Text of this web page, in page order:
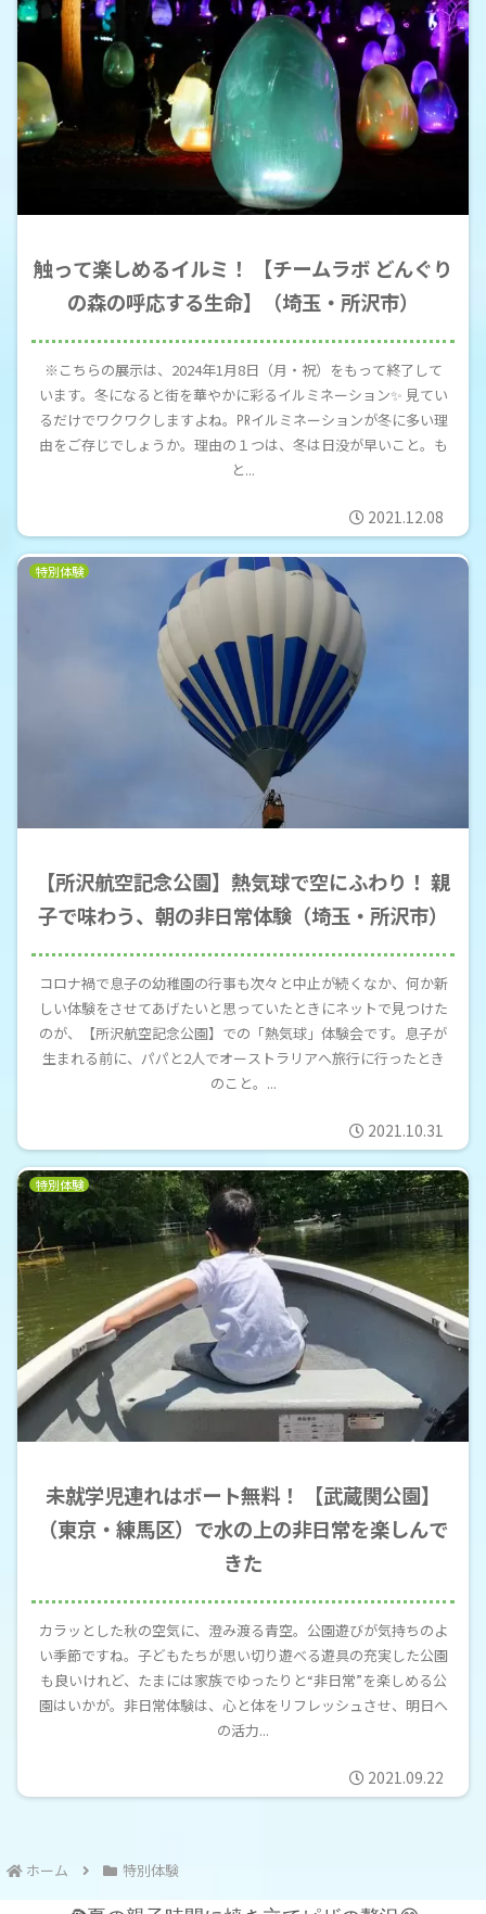
触って楽しめるイルミ！ 【チームラボ どんぐり
の森の呼応する生命】（埼玉・所沢市）
※こちらの展示は、2024年1月8日（月・祝）をもって終了して
います。冬になると街を華やかに彩るイルミネーション✨ 見てい
るだけでワクワクしますよね。㏚イルミネーションが冬に多い理
由をご存じでしょうか。理由の１つは、冬は日没が早いこと。も
と...
2021.12.08
特別体験
【所沢航空記念公園】熱気球で空にふわり！ 親
子で味わう、朝の非日常体験（埼玉・所沢市）
コロナ禍で息子の幼稚園の行事も次々と中止が続くなか、何か新
しい体験をさせてあげたいと思っていたときにネットで見つけた
のが、【所沢航空記念公園】での「熱気球」体験会です。息子が
生まれる前に、パパと2人でオーストラリアへ旅行に行ったとき
のこと。...
2021.10.31
特別体験
未就学児連れはボート無料！ 【武蔵関公園】
（東京・練馬区）で水の上の非日常を楽しんで
きた
カラッとした秋の空気に、澄み渡る青空。公園遊びが気持ちのよ
い季節ですね。子どもたちが思い切り遊べる遊具の充実した公園
も良いけれど、たまには家族でゆったりと“非日常”を楽しめる公
園はいかが。非日常体験は、心と体をリフレッシュさせ、明日へ
の活力...
2021.09.22
ホーム 特別体験